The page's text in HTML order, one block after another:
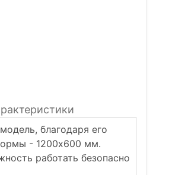
благодаря его
- 1200x600 мм.
работать безопасно